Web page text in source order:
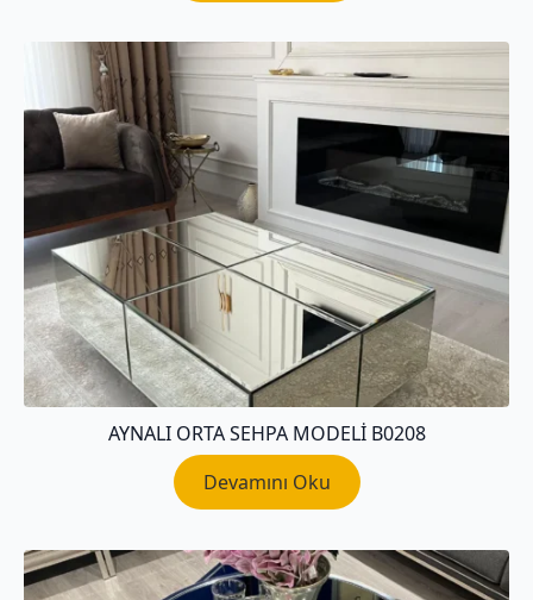
AYNALI ORTA SEHPA MODELI B0208
Devamını Oku